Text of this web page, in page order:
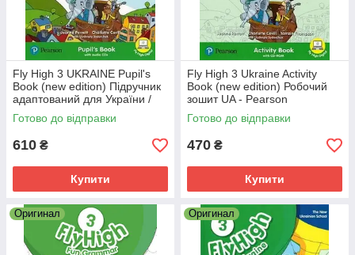
Fly High 3 UKRAINE Pupil's
Book (new edition) Підручник
адаптований для України /
Pearson
Готово до відправки
610 ₴
Купити
Fly High 3 Ukraine Activity
Book (new edition) Робочий
зошит UA - Pearson
Готово до відправки
470 ₴
Купити
Оригинал Оригинал